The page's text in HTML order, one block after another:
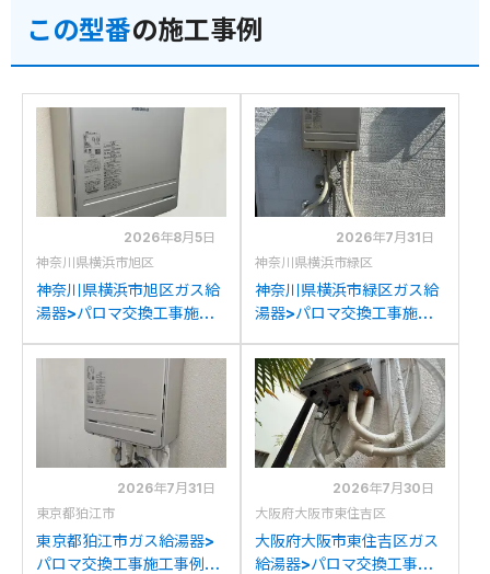
この型番の施工事例
2026年8月5日
神奈川県横浜市旭区
神奈川県横浜市旭区ガス給
湯器>パロマ交換工事施工
2400AWからパロマFH-
2423SAW-1への交換
2026年7月31日
神奈川県横浜市緑区
神奈川県横浜市緑区ガス給
湯器>パロマ交換工事施工
A2405SAWからパロマ
FH-2423SAW-1への交換
2026年7月31日
東京都狛江市
東京都狛江市ガス給湯器>
パロマ交換工事施工事例：
2026年7月30日
大阪府大阪市東住吉区
大阪府大阪市東住吉区ガス
給湯器>パロマ交換工事施